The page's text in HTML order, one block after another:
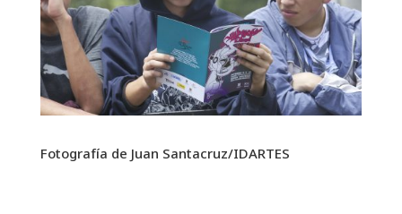
Fotografía de Juan Santacruz/IDARTES